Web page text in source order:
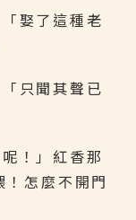
娶了這種老
只聞其聲已
！」紅香那
！怎麼不開門